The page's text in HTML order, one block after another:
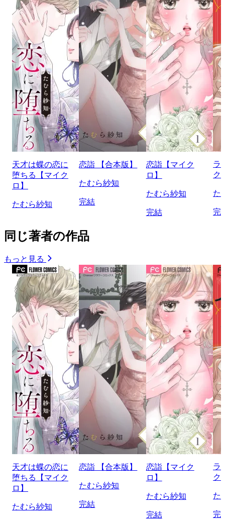
天才は蝶の恋に
堕ちる【マイク
ロ】
たむら紗知
恋詣 【合本版】
たむら紗知
完結
恋詣【マイク
ロ】
たむら紗知
完結
ラ
ク
た
完
同じ著者の作品
もっと見る
天才は蝶の恋に
堕ちる【マイク
ロ】
たむら紗知
恋詣 【合本版】
たむら紗知
完結
恋詣【マイク
ロ】
たむら紗知
完結
ラ
ク
た
完